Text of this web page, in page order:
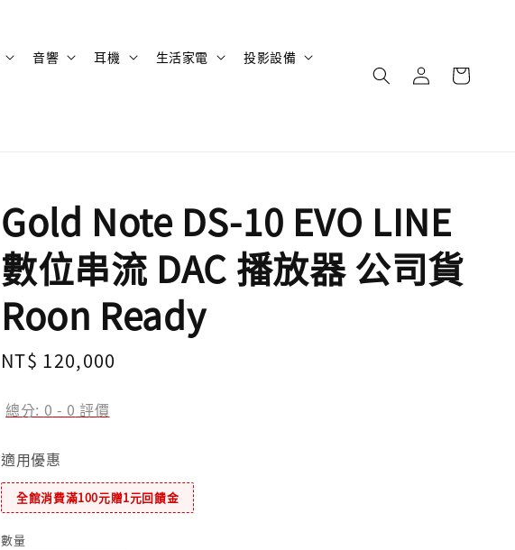
音響 耳機 生活家電 投影設備
Gold Note DS-10 EVO LINE
數位串流 DAC 播放器 公司貨
Roon Ready
Regular
NT$ 120,000
總分: 0 - 0 評價
適用優惠
全館消費滿100元贈1元回饋金
數量